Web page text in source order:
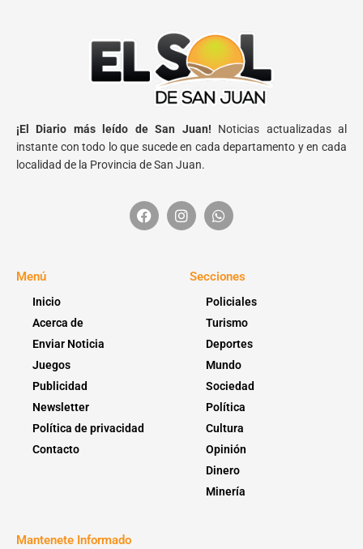
¡El Diario más leído de San Juan! Noticias actualizadas al
instante con todo lo que sucede en cada departamento y en cada
localidad de la Provincia de San Juan.
Menú
Inicio
Acerca de
Enviar Noticia
Juegos
Publicidad
Newsletter
Política de privacidad
Contacto
Secciones
Policiales
Turismo
Deportes
Mundo
Sociedad
Política
Cultura
Opinión
Dinero
Minería
Mantenete Informado